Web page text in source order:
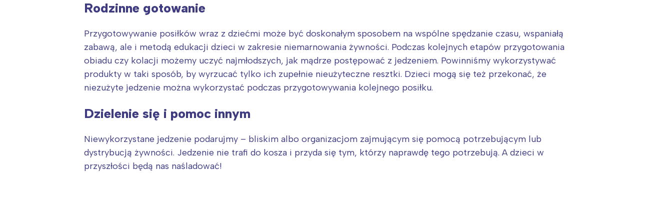
Rodzinne gotowanie
Przygotowywanie posiłków wraz z dziećmi może być doskonałym sposobem na wspólne spędzanie czasu, wspaniałą
zabawą, ale i metodą edukacji dzieci w zakresie niemarnowania żywności. Podczas kolejnych etapów przygotowania
obiadu czy kolacji możemy uczyć najmłodszych, jak mądrze postępować z jedzeniem. Powinniśmy wykorzystywać
produkty w taki sposób, by wyrzucać tylko ich zupełnie nieużyteczne resztki. Dzieci mogą się też przekonać, że
niezużyte jedzenie można wykorzystać podczas przygotowywania kolejnego posiłku.
Dzielenie się i pomoc innym
Niewykorzystane jedzenie podarujmy – bliskim albo organizacjom zajmującym się pomocą potrzebującym lub
dystrybucją żywności. Jedzenie nie trafi do kosza i przyda się tym, którzy naprawdę tego potrzebują. A dzieci w
przyszłości będą nas naśladować!
Warszawa
Łódź
Trójmiasto
Poznań
Wrocław
Śląsk
Kraków
Południe
Północ
Wszystkie